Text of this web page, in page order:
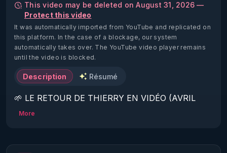
This video may be deleted on August 31, 2026 —
Protect this video
It was automatically imported from YouTube and replicated on
this platform. In the case of a blockage, our system
automatically takes over. The YouTube video player remains
until the video is blocked.
Description Résumé
🌱 LE RETOUR DE THIERRY EN VIDÉO (AVRIL
2022)!
https://www.rgnr.fr/presentation.html
More